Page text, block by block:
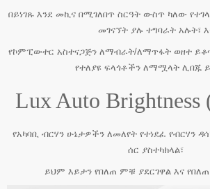
በይነገጹ እንደ መኪና በሚገለበጥ ስርዓት ውስጥ ካለው
መገናኘት ያሉ ተግባራት አሉት፣
የኮምፒውተር አስተናጋጅን ለማብራት/ለማጥፋት ወዘተ
የተለያዩ ፍላጎቶችን ለማሟላት ሊበጁ
Lux Auto
የአካባቢ ብርሃን ሁኔታዎችን ለመለየት የተነደፈ የብርሃን
ሰር ያስተካክላል፣
ይህም እይታን የበለጠ ምቹ ያደርገዋል እና